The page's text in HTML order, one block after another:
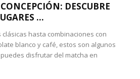
DESCUBRE
...
hasta combinaciones con
blanco y café, estos son algunos
disfrutar del matcha en